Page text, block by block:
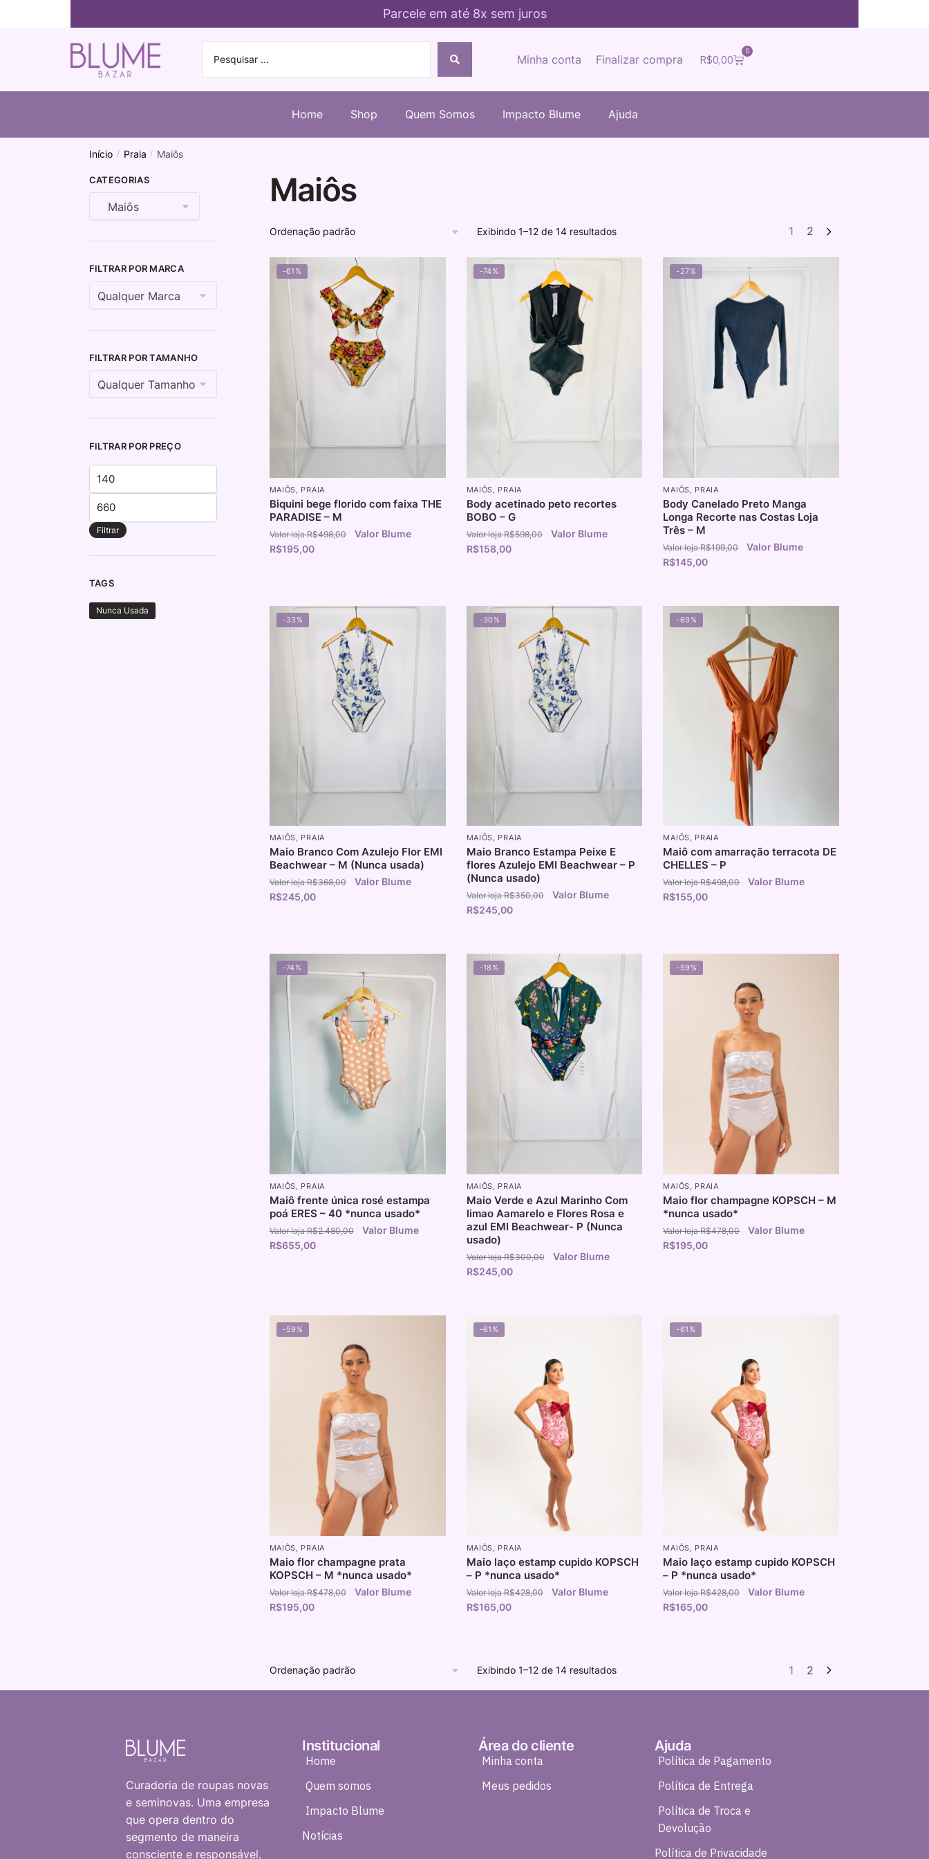
Parcele em até 8x sem juros
R$0,00
0
Minha conta Finalizar compra
Home Shop Quem Somos Impacto Blume Ajuda
Início / Praia / Maiôs
Maiôs
Exibindo 1–12 de 14 resultados 1 2
-61%
MAIÔS PRAIA
Biquini bege florido com faixa THE
PARADISE – M
R$498,00
R$195,00
-74%
MAIÔS PRAIA
Body acetinado peto recortes
BOBO – G
R$598,00
R$158,00
-27%
MAIÔS PRAIA
Body Canelado Preto Manga
Longa Recorte nas Costas Loja
Três – M
R$199,00
R$145,00
-33%
MAIÔS, PRAIA
Maio Branco Com Azulejo Flor EMI
Beachwear – M (Nunca usada)
R$368,00
R$245,00
-30%
MAIÔS, PRAIA
Maio Branco Estampa Peixe E
flores Azulejo EMI Beachwear – P
(Nunca usado)
R$350,00
R$245,00
-69%
MAIÔS, PRAIA
Maiô com amarração terracota DE
CHELLES – P
R$498,00
R$155,00
-74%
MAIÔS, PRAIA
Maiô frente única rosé estampa
poá ERES – 40 *nunca usado*
R$2.480,00
R$655,00
-18%
MAIÔS, PRAIA
Maio Verde e Azul Marinho Com
limao Aamarelo e Flores Rosa e
azul EMI Beachwear- P (Nunca
usado)
R$300,00
R$245,00
-59%
MAIÔS, PRAIA
Maio flor champagne KOPSCH – M
*nunca usado*
R$478,00
R$195,00
-59%
MAIÔS PRAIA
Maio flor champagne prata
KOPSCH – M *nunca usado*
R$478,00
R$195,00
-61%
MAIÔS PRAIA
Maio laço estamp cupido KOPSCH
– P *nunca usado*
R$428,00
R$165,00
-61%
MAIÔS PRAIA
Maio laço estamp cupido KOPSCH
– P *nunca usado*
R$428,00
R$165,00
Exibindo 1–12 de 14 resultados 1 2
CATEGORIAS
FILTRAR POR MARCA
FILTRAR POR TAMANHO
FILTRAR POR PREÇO
Filtrar
TAGS
Nunca Usada
Curadoria de roupas novas
e seminovas. Uma empresa
que opera dentro do
segmento de maneira
consciente e responsável.
Institucional
Home
Quem somos
Impacto Blume
Notícias
Área do cliente
Minha conta
Meus pedidos
Ajuda
Política de Pagamento
Política de Entrega
Política de Troca e
Devolução
Política de Privacidade